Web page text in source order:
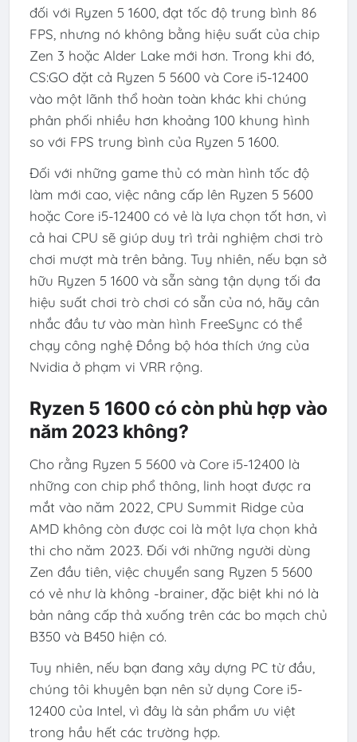
đối với Ryzen 5 1600, đạt tốc độ trung bình 86
FPS, nhưng nó không bằng hiệu suất của chip
Zen 3 hoặc Alder Lake mới hơn. Trong khi đó,
CS:GO đặt cả Ryzen 5 5600 và Core i5-12400
vào một lãnh thổ hoàn toàn khác khi chúng
phân phối nhiều hơn khoảng 100 khung hình
so với FPS trung bình của Ryzen 5 1600.
Đối với những game thủ có màn hình tốc độ
làm mới cao, việc nâng cấp lên Ryzen 5 5600
hoặc Core i5-12400 có vẻ là lựa chọn tốt hơn, vì
cả hai CPU sẽ giúp duy trì trải nghiệm chơi trò
chơi mượt mà trên bảng. Tuy nhiên, nếu bạn sở
hữu Ryzen 5 1600 và sẵn sàng tận dụng tối đa
hiệu suất chơi trò chơi có sẵn của nó, hãy cân
nhắc đầu tư vào màn hình FreeSync có thể
chạy công nghệ Đồng bộ hóa thích ứng của
Nvidia ở phạm vi VRR rộng.
Ryzen 5 1600 có còn phù hợp vào
năm 2023 không?
Cho rằng Ryzen 5 5600 và Core i5-12400 là
những con chip phổ thông, linh hoạt được ra
mắt vào năm 2022, CPU Summit Ridge của
AMD không còn được coi là một lựa chọn khả
thi cho năm 2023. Đối với những người dùng
Zen đầu tiên, việc chuyển sang Ryzen 5 5600
có vẻ như là không -brainer, đặc biệt khi nó là
bản nâng cấp thả xuống trên các bo mạch chủ
B350 và B450 hiện có.
Tuy nhiên, nếu bạn đang xây dựng PC từ đầu,
chúng tôi khuyên bạn nên sử dụng Core i5-
12400 của Intel, vì đây là sản phẩm ưu việt
trong hầu hết các trường hợp.